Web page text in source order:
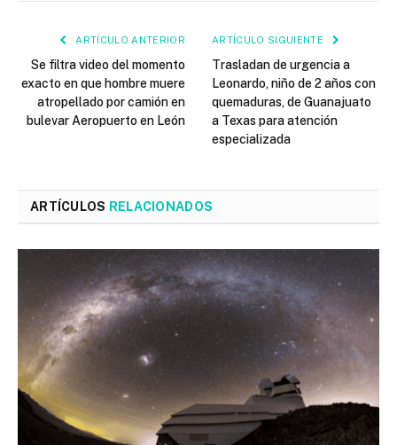
ARTÍCULO ANTERIOR
Se filtra video del momento
exacto en que hombre muere
atropellado por camión en
bulevar Aeropuerto en León
ARTÍCULO SIGUIENTE
Trasladan de urgencia a
Leonardo, niño de 2 años con
quemaduras, de Guanajuato
a Texas para atención
especializada
ARTÍCULOS RELACIONADOS